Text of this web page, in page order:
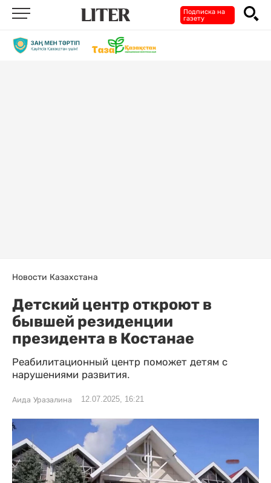
Подписка на
газету
Новости Казахстана
Детский центр откроют в
бывшей резиденции
президента в Костанае
Реабилитационный центр поможет детям с
нарушениями развития.
Аида Уразалина 12.07.2025, 16:21